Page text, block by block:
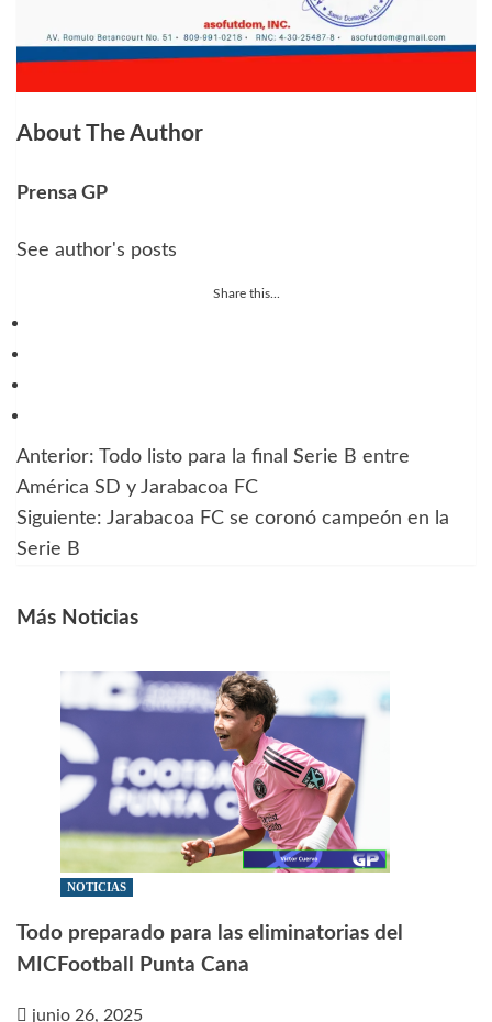
About The Author
Prensa GP
See author's posts
Share this...
Navegación
de
entradas
Anterior: Todo listo para la final Serie B entre
América SD y Jarabacoa FC
Siguiente: Jarabacoa FC se coronó campeón en la
Serie B
Más Noticias
NOTICIAS
Todo preparado para las eliminatorias del
MICFootball Punta Cana
junio 26, 2025